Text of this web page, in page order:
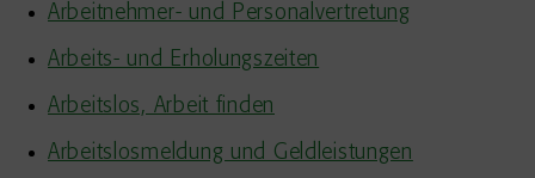
Arbeitnehmer- und Personalvertretung
Arbeits- und Erholungszeiten
Arbeitslos, Arbeit finden
Arbeitslosmeldung und Geldleistungen